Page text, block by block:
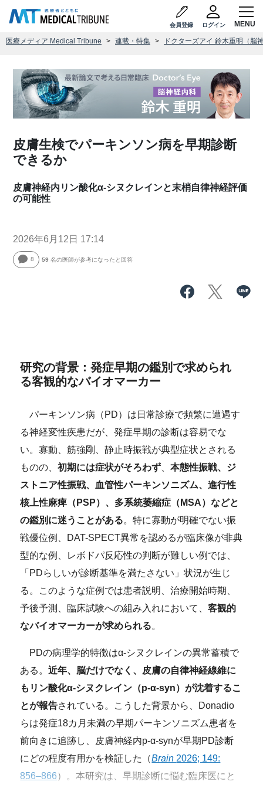
会員登録 ログイン
医療メディア Medical Tribune 連載・特集 ドクターズアイ 鈴木重明（脳
皮膚生検でパーキンソン病を早期診断
できるか
皮膚神経内リン酸化α-シヌクレインと末梢自律神経評価
の可能性
2026年6月12日 17:14
8 59 名の医師が参考になったと回答
研究の背景：発症早期の鑑別で求められ
る客観的なバイオマーカー
パーキンソン病（PD）は日常診療で頻繁に遭遇す
る神経変性疾患だが、発症早期の診断は容易でな
い。寡動、筋強剛、静止時振戦が典型症状とされる
ものの 、初期には症状がそろわず 、本態性振戦、ジ
ストニア性振戦、血管性パーキンソニズム、進行性
核上性麻痺（PSP）、多系統萎縮症（MSA）などと
の鑑別に迷うことがある。特に寡動が明確でない振
戦優位例、DAT-SPECT異常を認めるが臨床像が非典
型的な例、レボドパ反応性の判断が難しい例では、
「PDらしいが診断基準を満たさない」状況が生じ
る。このような症例では患者説明、治療開始時期、
予後予測、臨床試験への組み入れにおいて、客観的
なバイオマーカーが求められる。
PDの病理学的特徴はα-シヌクレインの異常蓄積で
ある。近年、脳だけでなく、皮膚の自律神経線維に
もリン酸化α-シヌクレイン（p-α-syn）が沈着するこ
とが報告されている。こうした背景から、Donadio
らは発症18カ月未満の早期パーキンソニズム患者を
前向きに追跡し、皮膚神経内p-α-synが早期PD診断
にどの程度有用かを検証した（Brain 2026; 149:
856–866）。本研究は、早期診断に悩む臨床医にと